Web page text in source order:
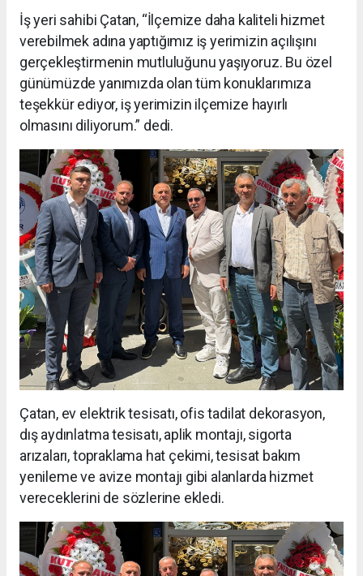
İş yeri sahibi Çatan, “İlçemize daha kaliteli hizmet
verebilmek adına yaptığımız iş yerimizin açılışını
gerçekleştirmenin mutluluğunu yaşıyoruz. Bu özel
günümüzde yanımızda olan tüm konuklarımıza
teşekkür ediyor, iş yerimizin ilçemize hayırlı
olmasını diliyorum.” dedi.
Çatan, ev elektrik tesisatı, ofis tadilat dekorasyon,
dış aydınlatma tesisatı, aplik montajı, sigorta
arızaları, topraklama hat çekimi, tesisat bakım
yenileme ve avize montajı gibi alanlarda hizmet
vereceklerini de sözlerine ekledi.